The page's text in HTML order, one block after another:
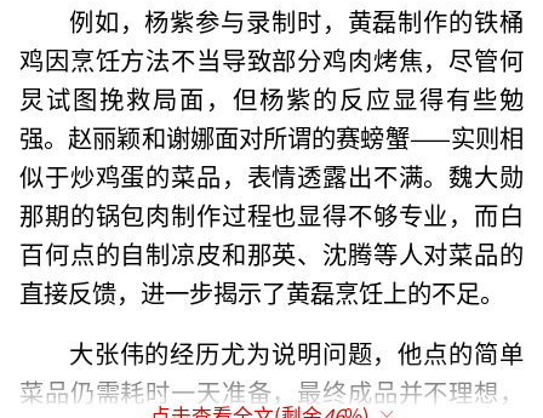
例如，杨紫参与录制时，黄磊制作的铁桶
鸡因烹饪方法不当导致部分鸡肉烤焦，尽管何
炅试图挽救局面，但杨紫的反应显得有些勉
强。赵丽颖和谢娜面对所谓的赛螃蟹——实则相
似于炒鸡蛋的菜品，表情透露出不满。魏大勋
那期的锅包肉制作过程也显得不够专业，而白
百何点的自制凉皮和那英、沈腾等人对菜品的
直接反馈，进一步揭示了黄磊烹饪上的不足。
大张伟的经历尤为说明问题，他点的简单
菜品仍需耗时一天准备，最终成品并不理想，